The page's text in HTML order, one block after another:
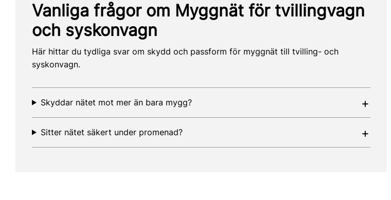
Vanliga frågor om Myggnät för tvillingvagn
och syskonvagn
Här hittar du tydliga svar om skydd och passform för myggnät till tvilling- och
syskonvagn.
Skyddar nätet mot mer än bara mygg?
Sitter nätet säkert under promenad?